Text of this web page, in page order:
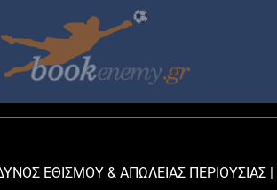
ΕΘΙΣΜΟΥ & ΑΠΩΛΕΙΑΣ ΠΕΡΙΟΥΣΙΑΣ |